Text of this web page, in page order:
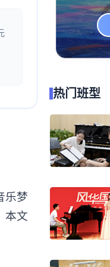
乐梦
本文
热门班型